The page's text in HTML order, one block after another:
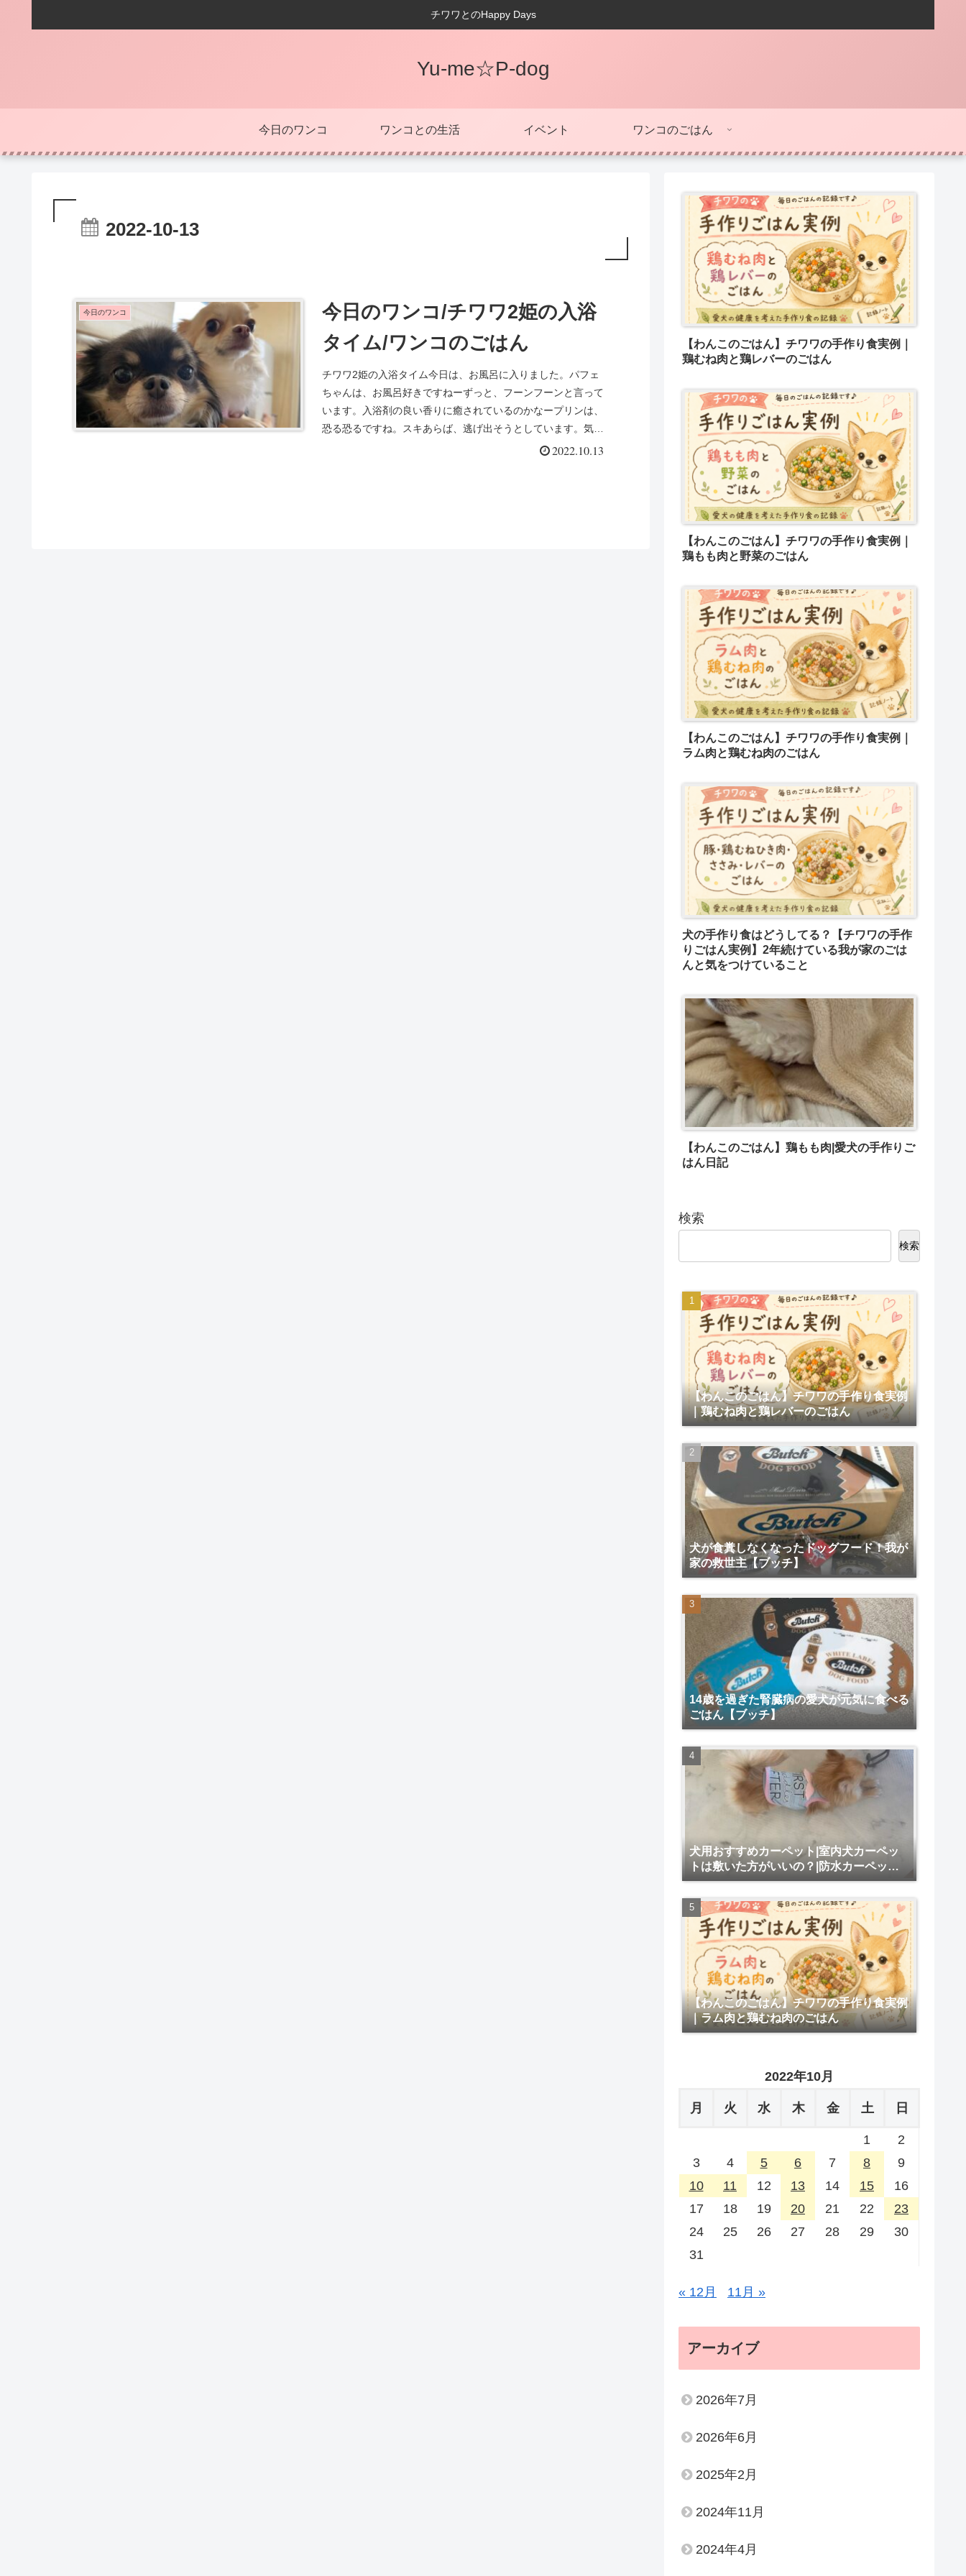
チワワとのHappy Days
Yu-me☆P-dog
今日のワンコ ワンコとの生活 イベント ワンコのごはん
2022-10-13
今日のワンコ
今日のワンコ/チワワ2姫の入浴
タイム/ワンコのごはん
チワワ2姫の入浴タイム今日は、お風呂に入りました。パフェ
ちゃんは、お風呂好きですねーずっと、フーンフーンと言って
います。入浴剤の良い香りに癒されているのかなープリンは、
恐る恐るですね。スキあらば、逃げ出そうとしています。気持
2022.10.13
【わんこのごはん】チワワの手作り食実例｜
鶏むね肉と鶏レバーのごはん
【わんこのごはん】チワワの手作り食実例｜
鶏もも肉と野菜のごはん
【わんこのごはん】チワワの手作り食実例｜
ラム肉と鶏むね肉のごはん
犬の手作り食はどうしてる？【チワワの手作
りごはん実例】2年続けている我が家のごは
んと気をつけていること
【わんこのごはん】鶏もも肉|愛犬の手作りご
はん日記
検索
検索
【わんこのごはん】チワワの手作り食実例
｜鶏むね肉と鶏レバーのごはん
犬が食糞しなくなったドッグフード！我が
家の救世主【ブッチ】
14歳を過ぎた腎臓病の愛犬が元気に食べる
ごはん【ブッチ】
犬用おすすめカーペット|室内犬カーペッ
トは敷いた方がいいの？|防水カーペット
犬用
【わんこのごはん】チワワの手作り食実例
｜ラム肉と鶏むね肉のごはん
2022年10月
月 火 水 木 金 土 日
1
2
3
4 5 6 7 8
9
10
11 12 13 14 15
16
17
18 19 20 21 22
23
24
25 26 27 28 29
30
31
« 12月 11月 »
アーカイブ
2026年7月
2026年6月
2025年2月
2024年11月
2024年4月